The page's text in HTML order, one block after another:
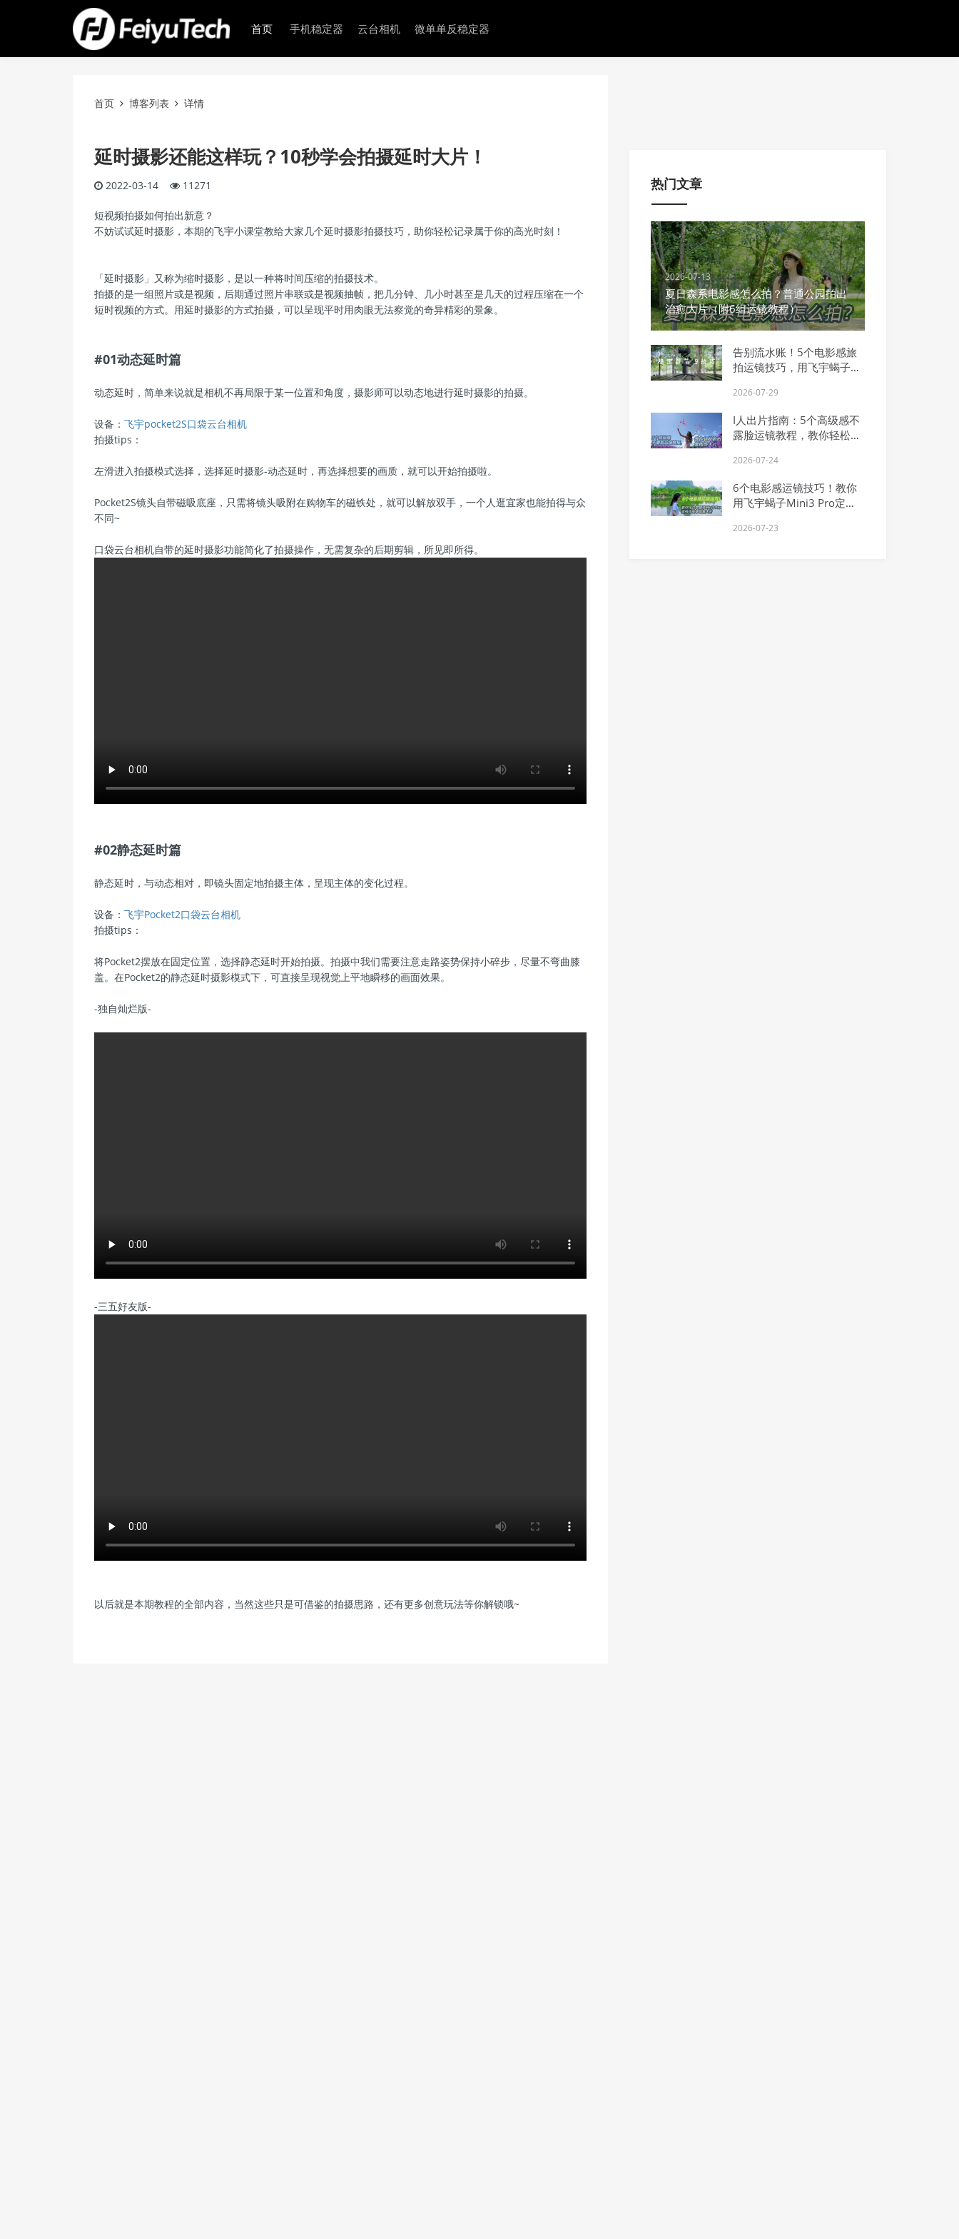
首页 手机稳定器 云台相机 微单单反稳定器
首页 博客列表 详情
延时摄影还能这样玩？10秒学会拍摄延时大片！
2022-03-14 11271
短视频拍摄如何拍出新意？
不妨试试延时摄影，本期的飞宇小课堂教给大家几个延时摄影拍摄技巧，助你轻松记录属于你的高光时刻！
「延时摄影」又称为缩时摄影，是以一种将时间压缩的拍摄技术。
拍摄的是一组照片或是视频，后期通过照片串联或是视频抽帧，把几分钟、几小时甚至是几天的过程压缩在一个
短时视频的方式。用延时摄影的方式拍摄，可以呈现平时用肉眼无法察觉的奇异精彩的景象。
#01动态延时篇
动态延时，简单来说就是相机不再局限于某一位置和角度，摄影师可以动态地进行延时摄影的拍摄。
设备： 飞宇pocket2S口袋云台相机
拍摄tips：
左滑进入拍摄模式选择，选择延时摄影-动态延时，再选择想要的画质，就可以开始拍摄啦。
Pocket2S镜头自带磁吸底座，只需将镜头吸附在购物车的磁铁处，就可以解放双手，一个人逛宜家也能拍得与众
不同~
口袋云台相机自带的延时摄影功能简化了拍摄操作，无需复杂的后期剪辑，所见即所得。
#02静态延时篇
静态延时，与动态相对，即镜头固定地拍摄主体，呈现主体的变化过程。
设备： 飞宇Pocket2口袋云台相机
拍摄tips：
将Pocket2摆放在固定位置，选择静态延时开始拍摄。拍摄中我们需要注意走路姿势保持小碎步，尽量不弯曲膝
盖。在Pocket2的静态延时摄影模式下，可直接呈现视觉上平地瞬移的画面效果。
-独自灿烂版-
-三五好友版-
以后就是本期教程的全部内容，当然这些只是可借鉴的拍摄思路，还有更多创意玩法等你解锁哦~
热门文章
2026-07-13
夏日森系电影感怎么拍？普通公园拍出
治愈大片（附6组运镜教程）
告别流水账！5个电影感旅
拍运镜技巧，用飞宇蝎子
2026-07-29
I人出片指南：5个高级感不
露脸运镜教程，教你轻松拍
2026-07-24
6个电影感运镜技巧！教你
用飞宇蝎子Mini3 Pro定格
2026-07-23